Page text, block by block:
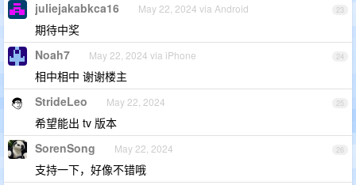
23
juliejakabkca16 May 22, 2024 via Android
期待中奖
24
Noah7 May 22, 2024 via iPhone
相中相中 谢谢楼主
25
StrideLeo May 22, 2024
希望能出 tv 版本
26
SorenSong May 22, 2024
支持一下，好像不错哦